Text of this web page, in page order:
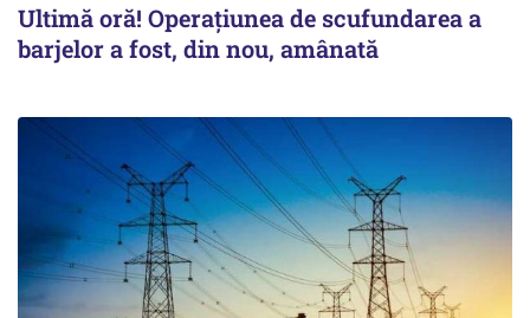
Ultimă oră! Operațiunea de scufundarea a
barjelor a fost, din nou, amânată